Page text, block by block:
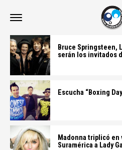
Bruce Springsteen,
serán los invitados
Escucha “Boxing
Madonna triplicó
Suramérica a Lady